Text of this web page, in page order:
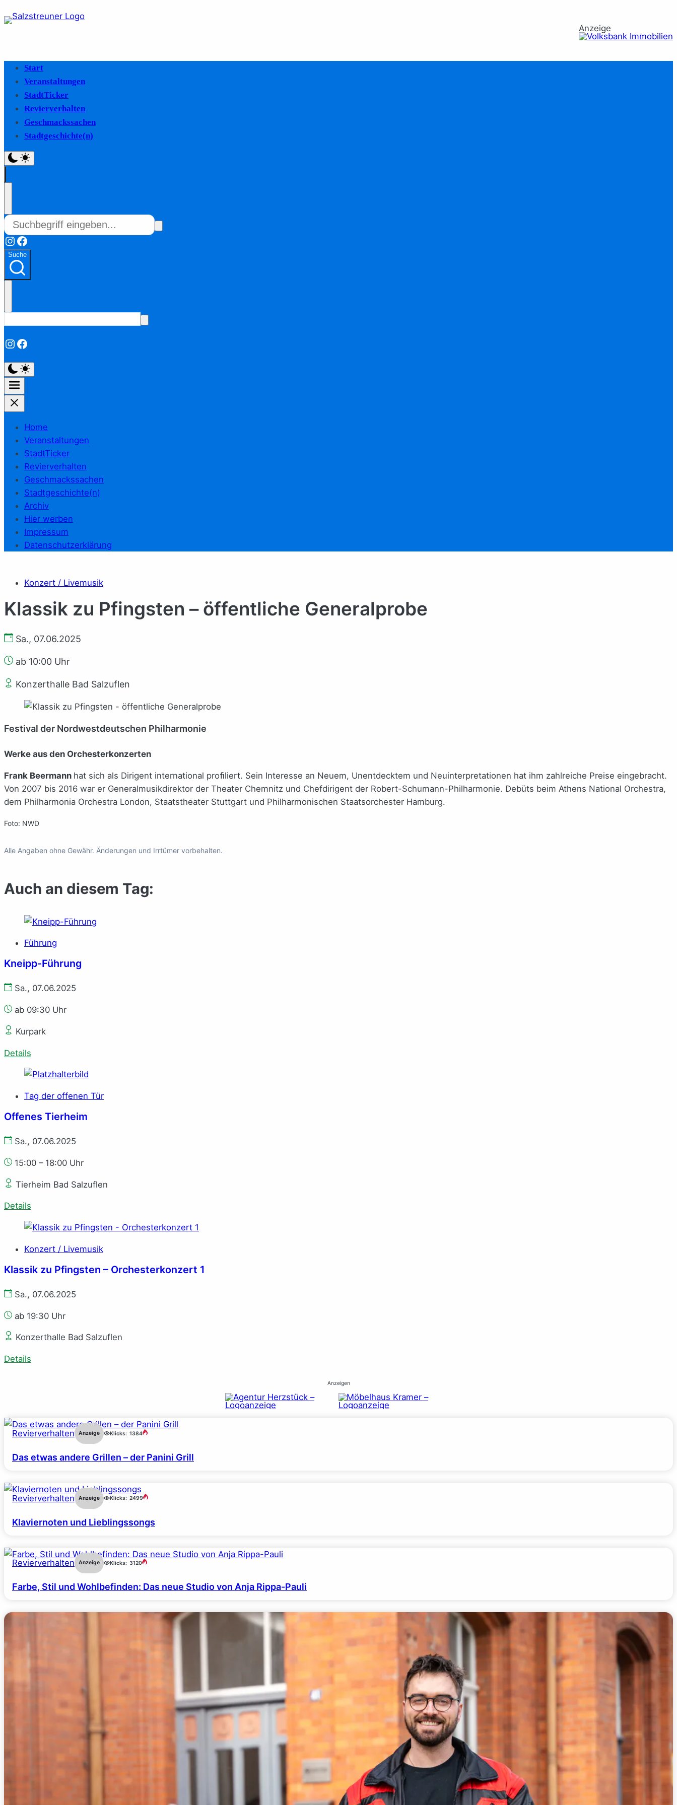
Anzeige
Start
Veranstaltungen
StadtTicker
Revierverhalten
Geschmackssachen
Stadtgeschichte(n)
Instagram
Facebook
Suche
Instagram
Facebook
Home
Veranstaltungen
StadtTicker
Revierverhalten
Geschmackssachen
Stadtgeschichte(n)
Archiv
Hier werben
Impressum
Datenschutzerklärung
Konzert / Livemusik
Klassik zu Pfingsten – öffentliche Generalprobe
Sa., 07.06.2025
ab 10:00 Uhr
Konzerthalle Bad Salzuflen
Festival der Nordwestdeutschen Philharmonie
Werke aus den Orchesterkonzerten
Frank Beermann hat sich als Dirigent international proﬁliert. Sein Interesse an Neuem, Unentdecktem und Neuinterpretationen hat ihm zahlreiche Preise eingebracht.
Von 2007 bis 2016 war er Generalmusikdirektor der Theater Chemnitz und Chefdirigent der Robert-Schumann-Philharmonie. Debüts beim Athens National Orchestra,
dem Philharmonia Orchestra London, Staatstheater Stuttgart und Philharmonischen Staatsorchester Hamburg.
Foto: NWD
Alle Angaben ohne Gewähr. Änderungen und Irrtümer vorbehalten.
Auch an diesem Tag:
Führung
Kneipp-Führung
Sa., 07.06.2025
ab 09:30 Uhr
Kurpark
Details
Tag der offenen Tür
Offenes Tierheim
Sa., 07.06.2025
15:00 – 18:00 Uhr
Tierheim Bad Salzuflen
Details
Konzert / Livemusik
Klassik zu Pfingsten – Orchesterkonzert 1
Sa., 07.06.2025
ab 19:30 Uhr
Konzerthalle Bad Salzuflen
Details
Anzeigen
Revierverhalten Anzeige Klicks: 1384
Das etwas andere Grillen – der Panini Grill
Revierverhalten Anzeige Klicks: 2499
Klaviernoten und Lieblingssongs
Revierverhalten Anzeige Klicks: 3120
Farbe, Stil und Wohlbefinden: Das neue Studio von Anja Rippa-Pauli